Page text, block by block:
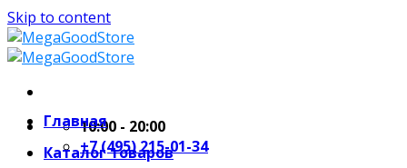
Skip to content
10:00 - 20:00
+7 (495) 215-01-34
Главная
Каталог товаров